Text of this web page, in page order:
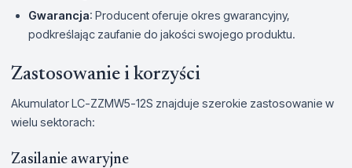
Gwarancja: Producent oferuje okres gwarancyjny,
podkreślając zaufanie do jakości swojego produktu.
Zastosowanie i korzyści
Akumulator LC-ZZMW5-12S znajduje szerokie zastosowanie w
wielu sektorach:
Zasilanie awaryjne